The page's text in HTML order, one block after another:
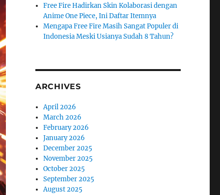
Free Fire Hadirkan Skin Kolaborasi dengan
Anime One Piece, Ini Daftar Itemnya
Mengapa Free Fire Masih Sangat Populer di
Indonesia Meski Usianya Sudah 8 Tahun?
ARCHIVES
April 2026
March 2026
February 2026
January 2026
December 2025
November 2025
October 2025
September 2025
August 2025